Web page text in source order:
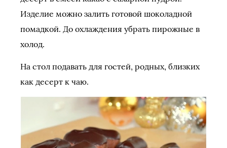
Изделие можно залить готовой шоколадной
помадкой. До охлаждения убрать пирожные в
холод.
На стол подавать для гостей, родных, близких
как десерт к чаю.